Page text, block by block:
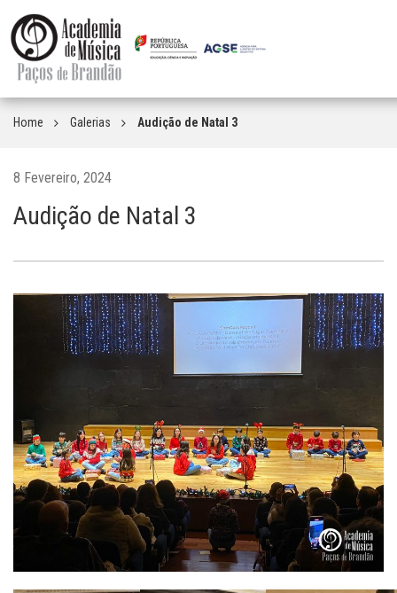
Home Galerias Audição de Natal 3
8 Fevereiro, 2024
Audição de Natal 3